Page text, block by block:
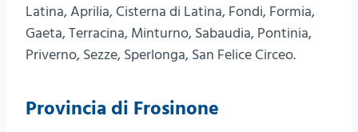
Latina, Aprilia, Cisterna di Latina, Fondi, Formia,
Gaeta, Terracina, Minturno, Sabaudia, Pontinia,
Priverno, Sezze, Sperlonga, San Felice Circeo.
Provincia di Frosinone